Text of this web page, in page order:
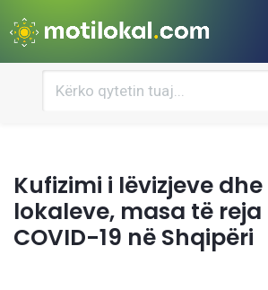
Kufizimi i lëvizjeve
lokaleve, masa të
COVID-19 në Shqipëri